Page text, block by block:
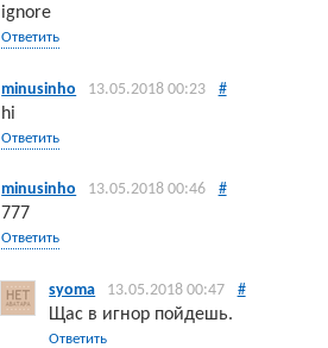
ignore
Ответить
minusinho 13.05.2018 00:23 #
hi
Ответить
minusinho 13.05.2018 00:46 #
777
Ответить
syoma 13.05.2018 00:47 #
Щас в игнор пойдешь.
Ответить